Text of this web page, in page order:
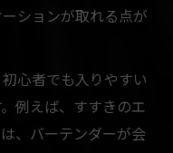
ションが取れる点が
心者でも入りやすい
例えば、すすきのエ
、バーテンダーが会